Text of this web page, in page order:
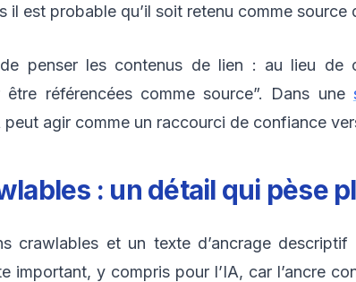
est probable qu’il soit retenu comme source
penser les contenus de lien : au lieu de
référencées comme source”. Dans une
agir comme un raccourci de confiance
: un détail qui pèse
crawlables et un texte d’ancrage
important, y compris pour l’IA, car l’ancre